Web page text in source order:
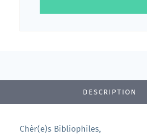
DESCRIPTION
Chèr(e)s Bibliophiles,